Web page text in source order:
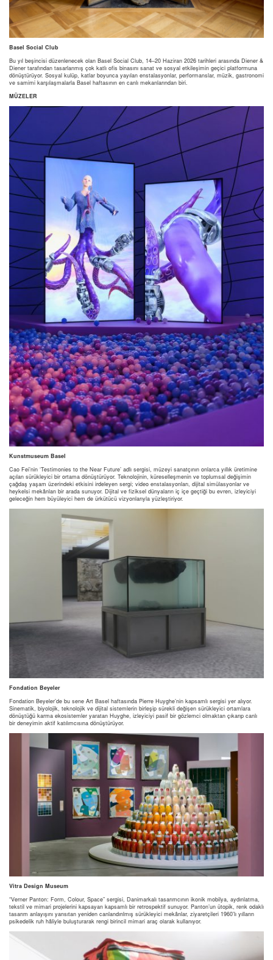
Basel Social Club
Bu yıl beşincisi düzenlenecek olan Basel Social Club, 14–20 Haziran 2026 tarihleri arasında Diener &
Diener tarafından tasarlanmış çok katlı ofis binasını sanat ve sosyal etkileşimin geçici platformuna
dönüştürüyor. Sosyal kulüp, katlar boyunca yayılan enstalasyonlar, performanslar, müzik, gastronomi
ve samimi karşılaşmalarla Basel haftasının en canlı mekanlarından biri.
MÜZELER
Kunstmuseum Basel
Cao Fei’nin ‘Testimonies to the Near Future’ adlı sergisi, müzeyi sanatçının onlarca yıllık üretimine
açılan sürükleyici bir ortama dönüştürüyor. Teknolojinin, küreselleşmenin ve toplumsal değişimin
çağdaş yaşam üzerindeki etkisini irdeleyen sergi; video enstalasyonları, dijital simülasyonlar ve
heykelsi mekânları bir arada sunuyor. Dijital ve fiziksel dünyaların iç içe geçtiği bu evren, izleyiciyi
geleceğin hem büyüleyici hem de ürkütücü vizyonlarıyla yüzleştiriyor.
Fondation Beyeler
Fondation Beyeler’de bu sene Art Basel haftasında Pierre Huyghe’nin kapsamlı sergisi yer alıyor.
Sinematik, biyolojik, teknolojik ve dijital sistemlerin birleşip sürekli değişen sürükleyici ortamlara
dönüştüğü karma ekosistemler yaratan Huyghe, izleyiciyi pasif bir gözlemci olmaktan çıkarıp canlı
bir deneyimin aktif katılımcısına dönüştürüyor.
Vitra Design Museum
“Verner Panton: Form, Colour, Space” sergisi, Danimarkalı tasarımcının ikonik mobilya, aydınlatma,
tekstil ve mimari projelerini kapsayan kapsamlı bir retrospektif sunuyor. Panton’un ütopik, renk odaklı
tasarım anlayışını yansıtan yeniden canlandırılmış sürükleyici mekânlar, ziyaretçileri 1960’lı yılların
psikedelik ruh hâliyle buluşturarak rengi birincil mimari araç olarak kullanıyor.